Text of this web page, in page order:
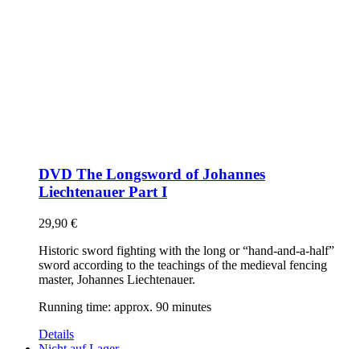
DVD The Longsword of Johannes
Liechtenauer Part I
29,90 €
Historic sword fighting with the long or “hand-and-a-half”
sword according to the teachings of the medieval fencing
master, Johannes Liechtenauer.
Running time: approx. 90 minutes
Details